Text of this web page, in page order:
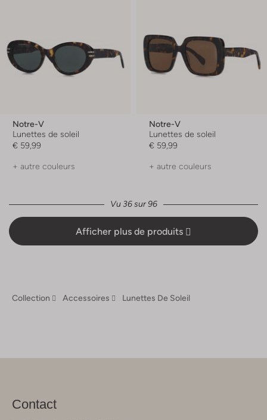
Notre-V
Lunettes de soleil
€ 59,99
+ autre couleurs
Notre-V
Lunettes de soleil
€ 59,99
+ autre couleurs
Vu 36 sur 96
Afficher plus de produits
Collection Accessoires Lunettes De Soleil
Contact